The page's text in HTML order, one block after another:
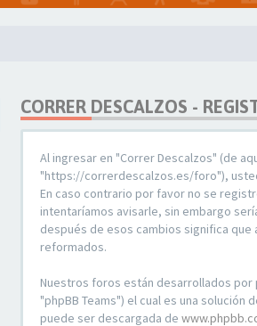
CORRER DESCALZOS -
Al ingresar en "Correr Descalzos" (de
"https://correrdescalzos.es/foro"),
En caso contrario por favor no se
intentaríamos avisarle, sin embargo
después de esos cambios significa
reformados.
Nuestros foros están desarrollados por
"phpBB Teams") el cual es una solución
puede ser descargada de